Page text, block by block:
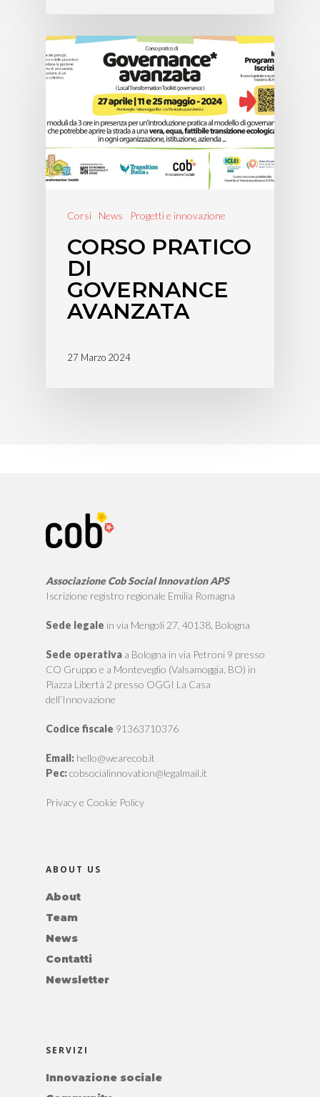
Corsi News Progetti e innovazione
CORSO PRATICO
DI
GOVERNANCE
AVANZATA
27 Marzo 2024
Associazione Cob Social Innovation APS
Iscrizione registro regionale Emilia Romagna
Sede legale in via Mengoli 27, 40138, Bologna
Sede operativa a Bologna in via Petroni 9 presso
CO Gruppo e a Monteveglio (Valsamoggia, BO) in
Piazza Libertà 2 presso OGGI La Casa
dell’Innovazione
Codice fiscale 91363710376
Email: hello@wearecob.it
Pec:cobsocialinnovation@legalmail.it
Privacy e Cookie Policy
ABOUT US
About
Team
News
Contatti
Newsletter
SERVIZI
Innovazione sociale